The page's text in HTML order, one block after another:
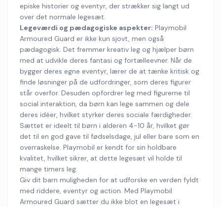
episke historier og eventyr, der strækker sig langt ud
over det normale legesæt.
Legeværdi og pædagogiske aspekter: Playmobil
Armoured Guard er ikke kun sjovt, men også
pædagogisk. Det fremmer kreativ leg og hjælper børn
med at udvikle deres fantasi og fortælleevner. Når de
bygger deres egne eventyr, lærer de at tænke kritisk og
finde løsninger på de udfordringer, som deres figurer
står overfor. Desuden opfordrer leg med figurerne til
social interaktion, da børn kan lege sammen og dele
deres idéer, hvilket styrker deres sociale færdigheder.
Sættet er ideelt til børn i alderen 4-10 år, hvilket gør
det til en god gave til fødselsdage, jul eller bare som en
overraskelse. Playmobil er kendt for sin holdbare
kvalitet, hvilket sikrer, at dette legesæt vil holde til
mange timers leg.
Giv dit barn muligheden for at udforske en verden fyldt
med riddere, eventyr og action. Med Playmobil
Armoured Guard sætter du ikke blot en legesæt i